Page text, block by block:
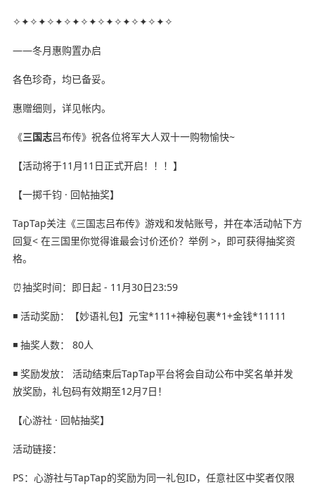
✧✦✧✦✧✦✧✦✧✦✧✦✧✦✧✦✧✦✧
——冬月惠购置办启
各色珍奇，均已备妥。
惠赠细则，详见帐内。
《三国志吕布传》祝各位将军大人双十一购物愉快~
【活动将于11月11日正式开启！！！】
【一掷千钧 · 回帖抽奖】
TapTap关注《三国志吕布传》游戏和发帖账号，并在本活动帖下方
回复< 在三国里你觉得谁最会讨价还价？举例 >，即可获得抽奖资
格。
⏰抽奖时间：即日起 - 11月30日23:59
◾ 活动奖励：【妙语礼包】元宝*111+神秘包裹*1+金钱*11111
◾ 抽奖人数： 80人
◾ 奖励发放： 活动结束后TapTap平台将会自动公布中奖名单并发
放奖励，礼包码有效期至12月7日！
【心游社 · 回帖抽奖】
活动链接：
PS：心游社与TapTap的奖励为同一礼包ID，任意社区中奖者仅限